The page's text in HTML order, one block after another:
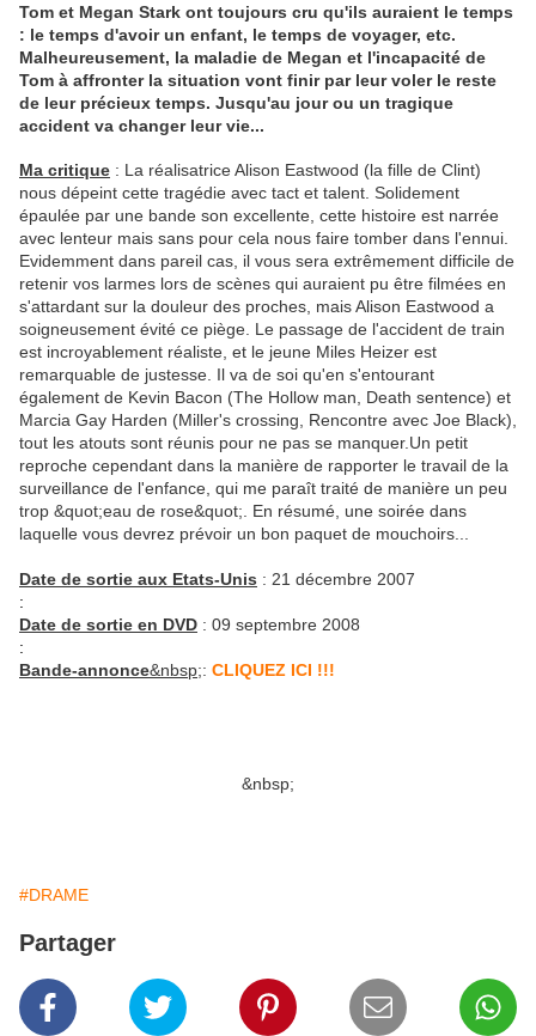
Tom et Megan Stark ont toujours cru qu'ils auraient le temps
: le temps d'avoir un enfant, le temps de voyager, etc.
Malheureusement, la maladie de Megan et l'incapacité de
Tom à affronter la situation vont finir par leur voler le reste
de leur précieux temps. Jusqu'au jour ou un tragique
accident va changer leur vie...
Ma critique : La réalisatrice Alison Eastwood (la fille de Clint)
nous dépeint cette tragédie avec tact et talent. Solidement
épaulée par une bande son excellente, cette histoire est narrée
avec lenteur mais sans pour cela nous faire tomber dans l'ennui.
Evidemment dans pareil cas, il vous sera extrêmement difficile de
retenir vos larmes lors de scènes qui auraient pu être filmées en
s'attardant sur la douleur des proches, mais Alison Eastwood a
soigneusement évité ce piège. Le passage de l'accident de train
est incroyablement réaliste, et le jeune Miles Heizer est
remarquable de justesse. Il va de soi qu'en s'entourant
également de Kevin Bacon (The Hollow man, Death sentence) et
Marcia Gay Harden (Miller's crossing, Rencontre avec Joe Black),
tout les atouts sont réunis pour ne pas se manquer.Un petit
reproche cependant dans la manière de rapporter le travail de la
surveillance de l'enfance, qui me paraît traité de manière un peu
trop &quot;eau de rose&quot;. En résumé, une soirée dans
laquelle vous devrez prévoir un bon paquet de mouchoirs...
Date de sortie aux Etats-Unis : 21 décembre 2007
:
Date de sortie en DVD : 09 septembre 2008
:
Bande-annonce&nbsp;: CLIQUEZ ICI !!!
&nbsp;
#DRAME
Partager